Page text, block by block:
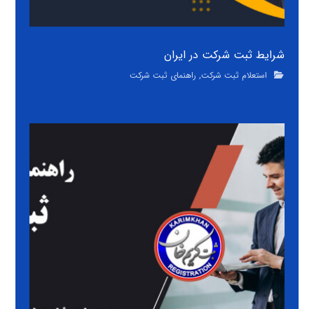
شرایط ثبت شرکت در ایران
استعلام ثبت شرکت, راهنمای ثبت شرکت